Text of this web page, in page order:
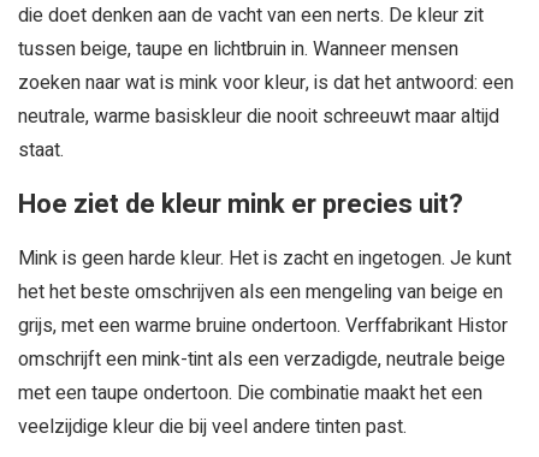
die doet denken aan de vacht van een nerts. De kleur zit
tussen beige, taupe en lichtbruin in. Wanneer mensen
zoeken naar wat is mink voor kleur, is dat het antwoord: een
neutrale, warme basiskleur die nooit schreeuwt maar altijd
staat.
Hoe ziet de kleur mink er precies uit?
Mink is geen harde kleur. Het is zacht en ingetogen. Je kunt
het het beste omschrijven als een mengeling van beige en
grijs, met een warme bruine ondertoon. Verffabrikant Histor
omschrijft een mink-tint als een verzadigde, neutrale beige
met een taupe ondertoon. Die combinatie maakt het een
veelzijdige kleur die bij veel andere tinten past.